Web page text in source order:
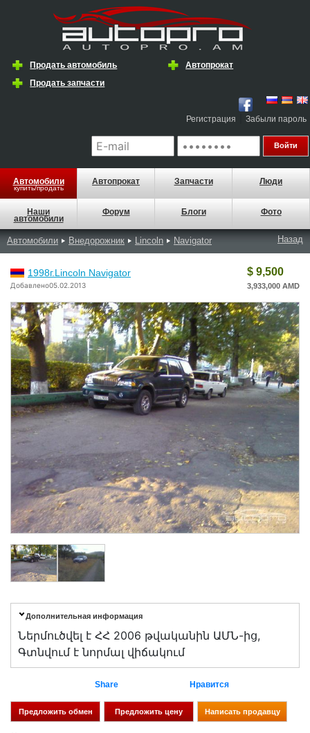
Продать автомобиль
Автопрокат
Продать запчасти
Регистрация Забыли пароль
Автомобили
купить/продать
Автопрокат Запчасти Люди
Наши
автомобили
Форум Блоги Фото
Автомобили Внедорожник Lincoln Navigator Назад
1998г.Lincoln Navigator
Добавлено05.02.2013
$ 9,500
3,933,000 AMD
Дополнительная информация
Ներմուծվել է ՀՀ 2006 թվականին ԱՄՆ-ից,
Գտնվում է նորմալ վիճակում
Share Нравится